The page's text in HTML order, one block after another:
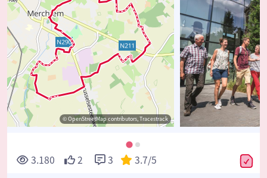
© OpenStreetMap contributors, Tracestrack
3.180 2 3 3.7/5